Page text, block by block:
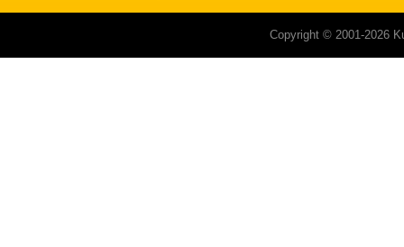
Copyright © 2001-2026